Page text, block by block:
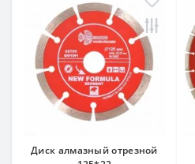
Диск алмазный отрезной